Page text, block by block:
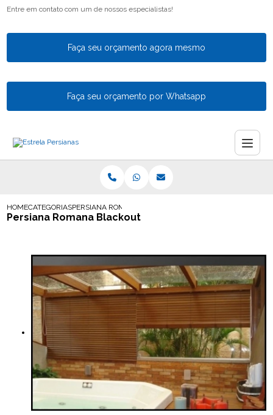
Entre em contato com um de nossos especialistas!
Faça seu orçamento agora mesmo
Faça seu orçamento por Whatsapp
HOMECATEGORIASPERSIANA ROMANA BLACKOUT
Persiana Romana Blackout